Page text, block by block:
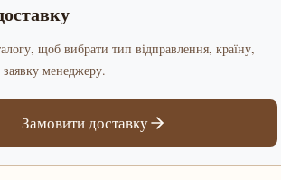
щоб вибрати тип відправлення, країну,
заявку менеджеру.
Замовити доставку